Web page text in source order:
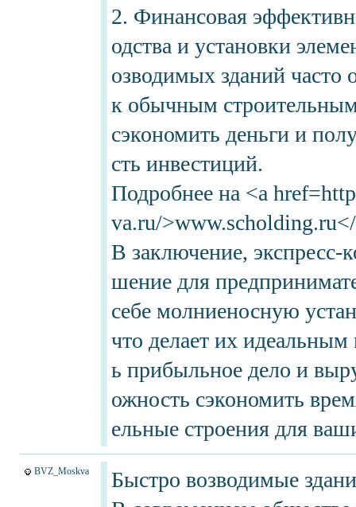
2. Финансовая
одства и установки
озводимых зданий
к обычным
сэкономить деньги и
сть инвестиций.
Подробнее на <a
va.ru/
В заключение, экспресс-
шение для
себе молниеносную
что делает их
ь прибыльное дело и
ожность сэкономить
ельные строения для
BVZ_Moskva
Быстро возводимые